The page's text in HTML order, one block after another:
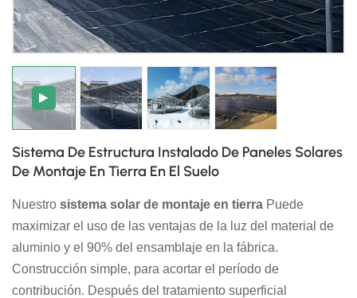
日本語
Sistema De Estructura Instalado De Paneles Solares
De Montaje En Tierra En El Suelo
Nuestro sistema solar de montaje en tierra Puede
maximizar el uso de las ventajas de la luz del material de
aluminio y el 90% del ensamblaje en la fábrica.
Construcción simple, para acortar el período de
contribución. Después del tratamiento superficial